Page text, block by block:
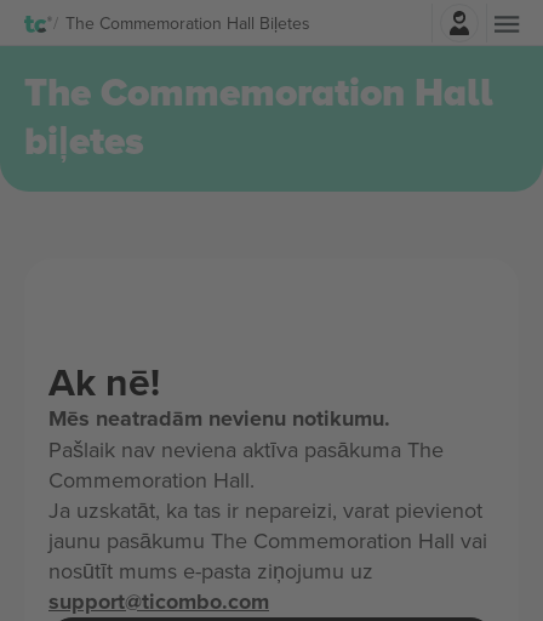
The Commemoration Hall BiļetesPierakstīties
The Commemoration Hall
biļetes
Ak nē!
Mēs neatradām nevienu notikumu.
Pašlaik nav neviena aktīva pasākuma The
Commemoration Hall.
Ja uzskatāt, ka tas ir nepareizi, varat pievienot
jaunu pasākumu The Commemoration Hall vai
nosūtīt mums e-pasta ziņojumu uz
support@ticombo.com